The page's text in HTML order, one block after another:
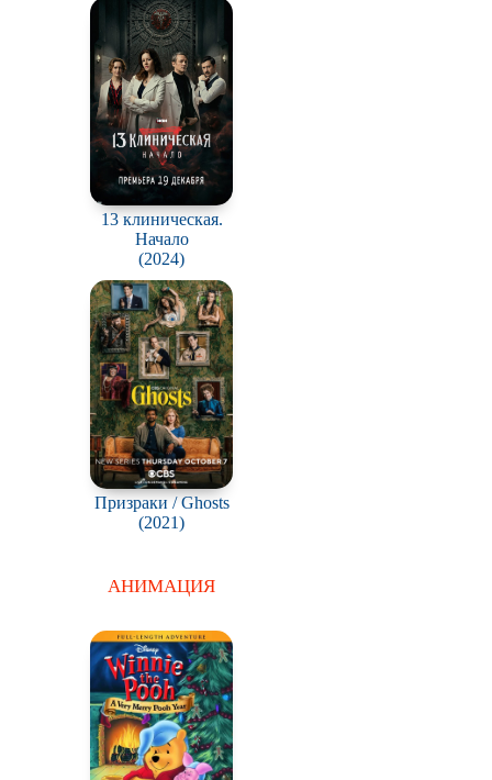
13 клиническая.
Начало
(2024)
Призраки / Ghosts
(2021)
АНИМАЦИЯ